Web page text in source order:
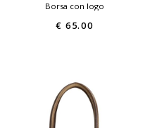
Borsa con logo
€ 65.00